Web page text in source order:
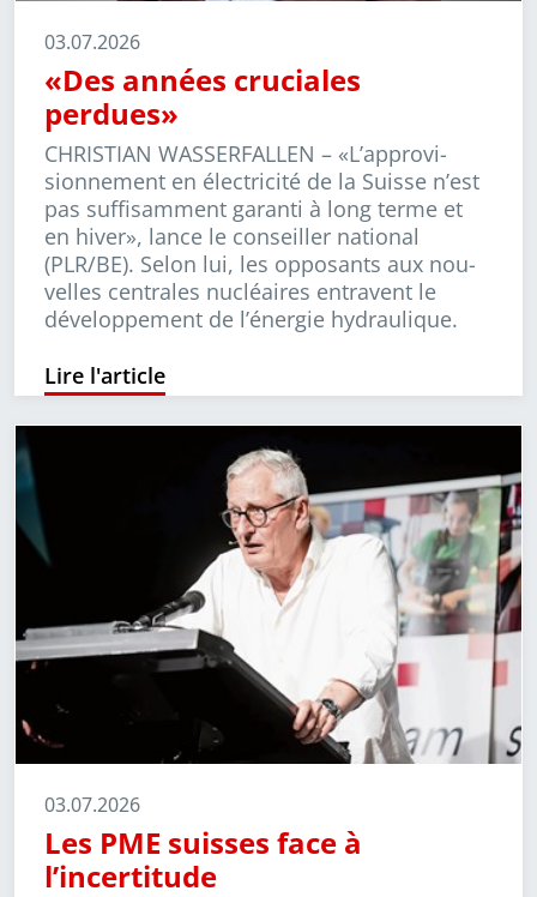
03.07.2026
«Des années cruciales
perdues»
CHRISTIAN WASSERFALLEN – «L’approvi­
sionne­ment en électricité de la Suisse n’est
pas suffisamment garanti à long terme et
en hiver», lance le conseiller national
(PLR/BE). Selon lui, les opposants aux nou­
velles centrales nucléaires entravent le
développement de l’énergie hydraulique.
Lire l'article
03.07.2026
Les PME suisses face à
l’incertitude